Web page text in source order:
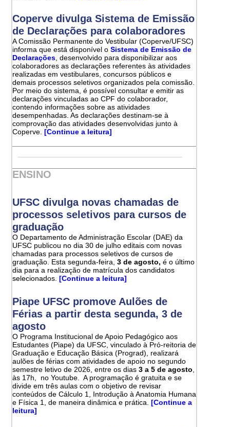
Coperve divulga Sistema de Emissão
de Declarações para colaboradores
A Comissão Permanente do Vestibular (Coperve/UFSC)
informa que está disponível oSistema de Emissão de
Declarações , desenvolvido para disponibilizar aos
colaboradores as declarações referentes às atividades
realizadas em vestibulares, concursos públicos e
demais processos seletivos organizados pela comissão.
Por meio do sistema, é possível consultar e emitir as
declarações vinculadas ao CPF do colaborador,
contendo informações sobre as atividades
desempenhadas. As declarações destinam-se à
comprovação das atividades desenvolvidas junto à
Coperve.[Continue a leitura]
ENSINO
UFSC divulga novas chamadas de
processos seletivos para cursos de
graduação
O Departamento de Administração Escolar (DAE) da
UFSC publicou no dia 30 de julho editais com novas
chamadas para processos seletivos de cursos de
graduação. Esta segunda-feira,3 de agosto, é o último
dia para a realização de matrícula dos candidatos
selecionados.[Continue a leitura]
Piape UFSC promove Aulões de
Férias a partir desta segunda, 3 de
agosto
O Programa Institucional de Apoio Pedagógico aos
Estudantes (Piape) da UFSC, vinculado à Pró-reitoria de
Graduação e Educação Básica (Prograd), realizará
aulões de férias com atividades de apoio no segundo
semestre letivo de 2026, entre os dias3 a 5 de agosto
às 17h, no Youtube. A programação é gratuita e se
divide em três aulas com o objetivo de revisar
conteúdos de Cálculo 1, Introdução à Anatomia Humana
e Física 1, de maneira dinâmica e prática. [Continue a
leitura]